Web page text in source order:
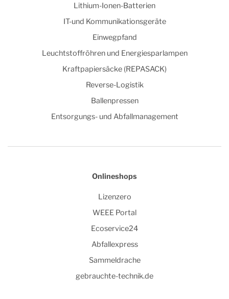
Lithium-Ionen-Batterien
IT-und Kommunikationsgeräte
Einwegpfand
Leuchtstoffröhren und Energiesparlampen
Kraftpapiersäcke (REPASACK)
Reverse-Logistik
Ballenpressen
Entsorgungs- und Abfallmanagement
Onlineshops
Lizenzero
WEEE Portal
Ecoservice24
Abfallexpress
Sammeldrache
gebrauchte-technik.de